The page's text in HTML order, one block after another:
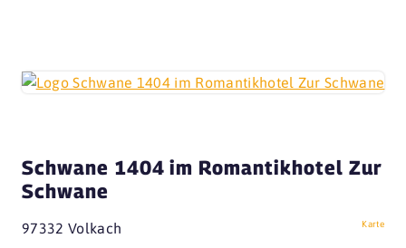
Schwane 1404 im Romantikhotel Zur
Schwane
97332 Volkach Karte